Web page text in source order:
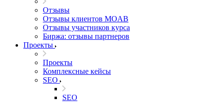
Отзывы
Отзывы клиентов MOAB
Отзывы участников курса
Биржа: отзывы партнеров
Проекты
Проекты
Комплексные кейсы
SEO
SEO